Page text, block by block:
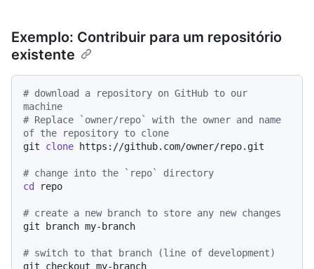
Exemplo: Contribuir para um repositório
existente
# download a repository on GitHub to our
machine
# Replace `owner/repo` with the owner and name
of the repository to clone
git clone https://github.com/owner/repo.git
# change into the `repo` directory
cd
repo
# create a new branch to store any new changes
git branch my-branch
# switch to that branch (line of development)
git checkout my-branch